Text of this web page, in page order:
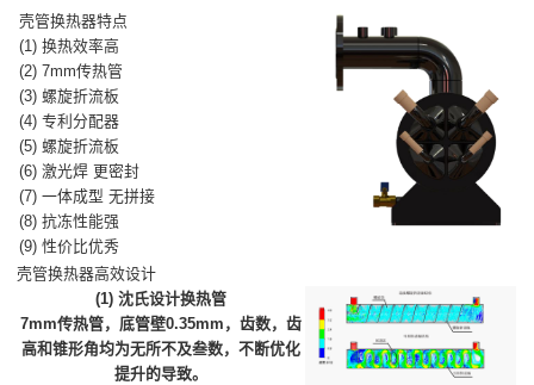
壳管换热器特点
(1) 换热效率高
(2) 7mm传热管
(3) 螺旋折流板
(4) 专利分配器
(5) 螺旋折流板
(6) 激光焊 更密封
(7) 一体成型 无拼接
(8) 抗冻性能强
(9) 性价比优秀
壳管换热器高效设计
(1) 沈氏设计换热管
7mm传热管，底管壁0.35mm，齿数，齿
高和锥形角均为无所不及叁数，不断优化
提升的导致。